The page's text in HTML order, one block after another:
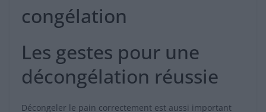
congélation
Les gestes pour une
décongélation réussie
Décongeler le pain correctement est aussi important